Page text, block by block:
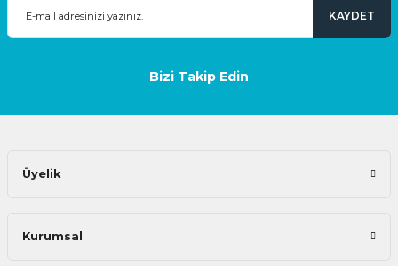
KAYDET
Bizi Takip Edin
Üyelik
Kurumsal